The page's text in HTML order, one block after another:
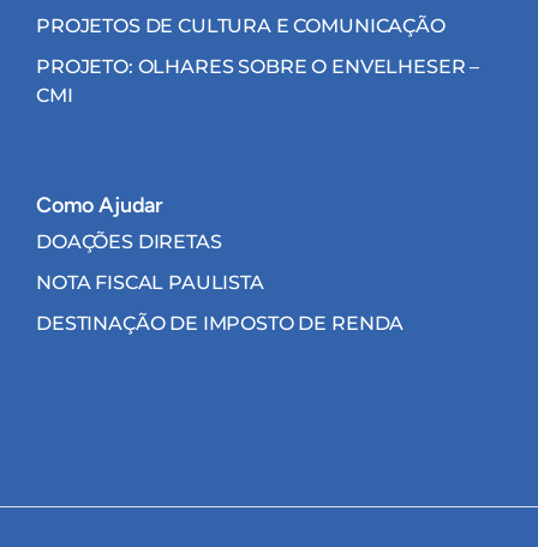
PROJETOS DE CULTURA E COMUNICAÇÃO
PROJETO: OLHARES SOBRE O ENVELHESER –
CMI
Como Ajudar
DOAÇÕES DIRETAS
NOTA FISCAL PAULISTA
DESTINAÇÃO DE IMPOSTO DE RENDA